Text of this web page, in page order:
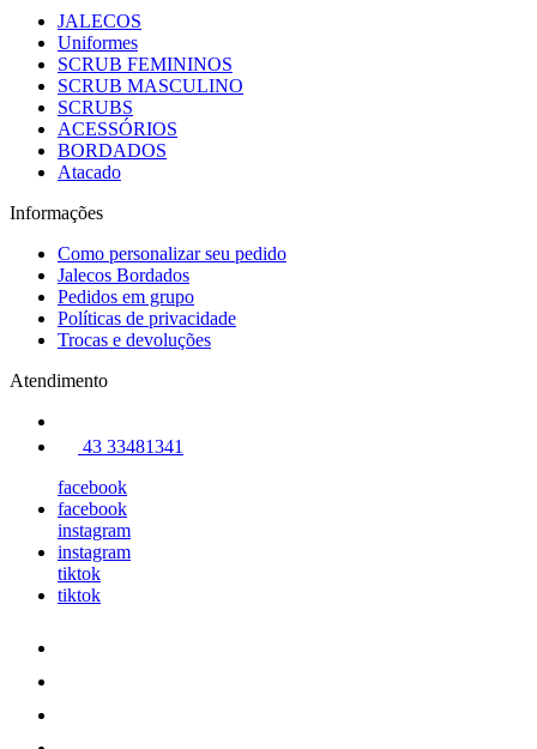
JALECOS
Uniformes
SCRUB FEMININOS
SCRUB MASCULINO
SCRUBS
ACESSÓRIOS
BORDADOS
Atacado
Informações
Como personalizar seu pedido
Jalecos Bordados
Pedidos em grupo
Políticas de privacidade
Trocas e devoluções
Atendimento
43 33481341
facebook
facebook
instagram
instagram
tiktok
tiktok